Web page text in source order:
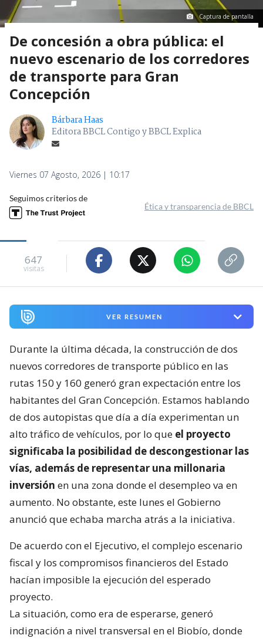
Captura de pantalla
De concesión a obra pública: el
nuevo escenario de los corredores
de transporte para Gran
Concepción
Bárbara Haas
Editora BBCL Contigo y BBCL Explica
Viernes 07 Agosto, 2026 | 10:17
Seguimos criterios de
Ética y transparencia de BBCL
647
visitas
VER RESUMEN
Durante la última década, la construcción de dos
nuevos corredores de transporte público en las
rutas 150 y 160 generó gran expectación entre los
habitantes del Gran Concepción. Estamos hablando
de dos autopistas que día a día experimentan un
alto tráfico de vehículos, por lo que el proyecto
significaba la posibilidad de descongestionar las
vías, además de representar una millonaria
inversión en una zona donde el desempleo va en
aumento. No obstante, este lunes el Gobierno
anunció que echaba marcha atrás a la iniciativa.
De acuerdo con el Ejecutivo, el complejo escenario
fiscal y los compromisos financieros del Estado
hacían imposible la ejecución del esperado
proyecto.
La situación, como era de esperarse, generó
indignación a nivel transversal en el Biobío, donde